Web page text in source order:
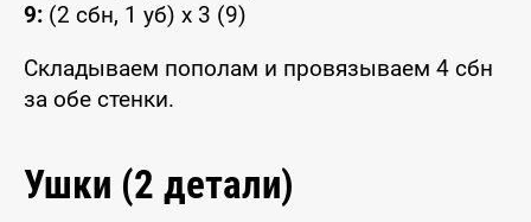
9: (2 сбн, 1 уб) x 3 (9)
Складываем пополам и провязываем 4 сбн
за обе стенки.
Ушки (2 детали)